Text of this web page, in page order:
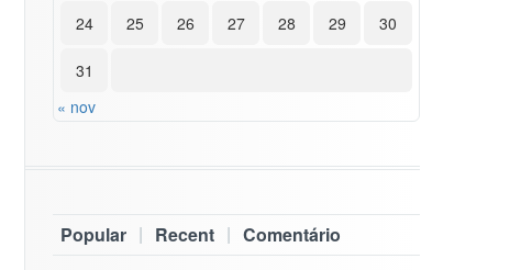
24 25 26 27 28 29 30
31
« nov
Popular | Recent | Comentário